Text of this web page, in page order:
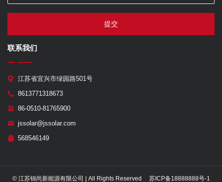
提交
联系我们
江苏省宜兴市绿园路501号
8613771318673
86-0510-81765900
jssolar@jssolar.com
568546149
© 江苏锦尚新能源有限公司 | All Rights Reserved 苏ICP备18888888号-1